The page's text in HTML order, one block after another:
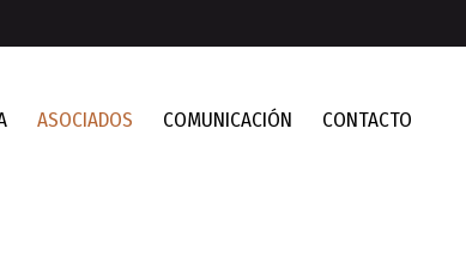
ASOCIADOS COMUNICACIÓN CONTACTO